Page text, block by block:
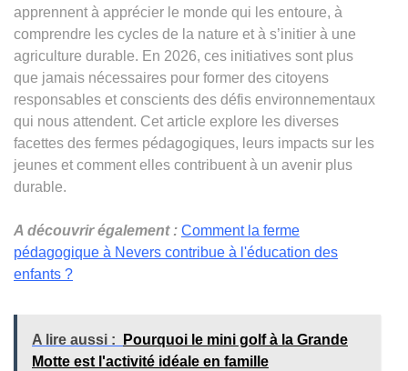
apprennent à apprécier le monde qui les entoure, à
comprendre les cycles de la nature et à s’initier à une
agriculture durable. En 2026, ces initiatives sont plus
que jamais nécessaires pour former des citoyens
responsables et conscients des défis environnementaux
qui nous attendent. Cet article explore les diverses
facettes des fermes pédagogiques, leurs impacts sur les
jeunes et comment elles contribuent à un avenir plus
durable.
A découvrir également : Comment la ferme
pédagogique à Nevers contribue à l'éducation des
enfants ?
A lire aussi :
Pourquoi le mini golf à la Grande
Motte est l'activité idéale en famille